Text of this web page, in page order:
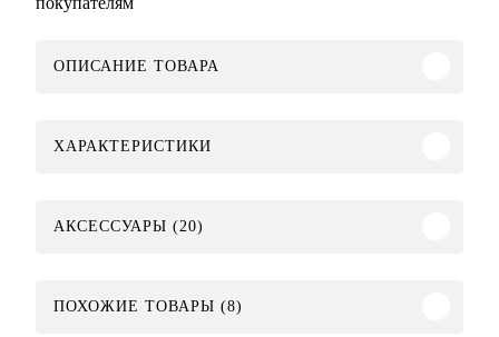
ОПИСАНИЕ ТОВАРА
ХАРАКТЕРИСТИКИ
АКСЕССУАРЫ (20)
ПОХОЖИЕ ТОВАРЫ (8)